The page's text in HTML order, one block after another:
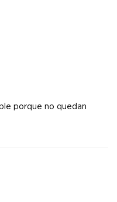
porque no quedan